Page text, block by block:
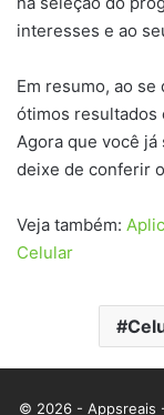
interesses e ao
Em resumo, ao
ótimos resultados
Agora que você já
deixe de conferir
Veja também:
Celular
© 2026 - Appsreais